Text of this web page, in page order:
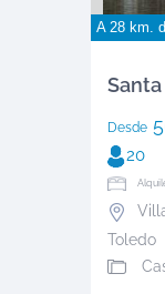
A 28 km.
Desde
20
Toledo